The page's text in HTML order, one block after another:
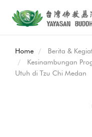
Home Berita &
Kesinambungan
Utuh di Tzu Chi Medan